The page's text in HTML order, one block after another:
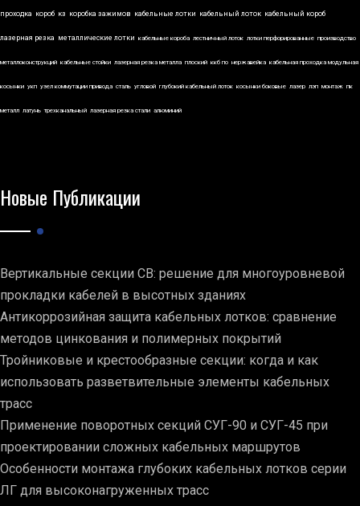
проходка короб кз коробка зажимов кабельные лотки кабельный лоток кабельный короб
лазерная резка металлические лотки кабельные короба лестничный лоток лотки перфорированные производство
металлоконструкций кабельные стойки лазерная резка металла плоский ккб по нержавейка кабельная проходка модульная
косынки укп узел коммутации привода сталь угловой глубокий кабельный лоток косынки боковые лазер лэп монтаж пк
металл латунь трехканальный лазерная резка стали алюминий
Новые Публикации
Вертикальные секции СВ: решение для многоуровневой
прокладки кабелей в высотных зданиях
Антикоррозийная защита кабельных лотков: сравнение
методов цинкования и полимерных покрытий
Тройниковые и крестообразные секции: когда и как
использовать разветвительные элементы кабельных
трасс
Применение поворотных секций СУГ-90 и СУГ-45 при
проектировании сложных кабельных маршрутов
Особенности монтажа глубоких кабельных лотков серии
ЛГ для высоконагруженных трасс